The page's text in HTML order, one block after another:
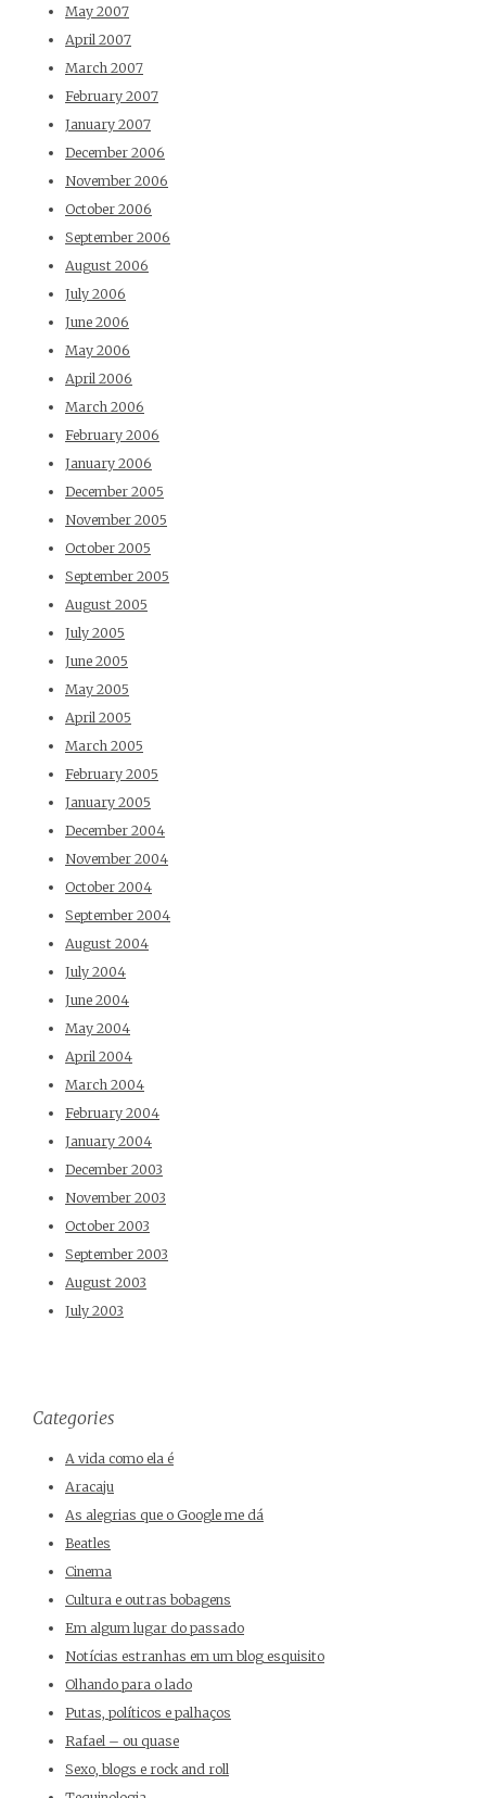
May 2007
April 2007
March 2007
February 2007
January 2007
December 2006
November 2006
October 2006
September 2006
August 2006
July 2006
June 2006
May 2006
April 2006
March 2006
February 2006
January 2006
December 2005
November 2005
October 2005
September 2005
August 2005
July 2005
June 2005
May 2005
April 2005
March 2005
February 2005
January 2005
December 2004
November 2004
October 2004
September 2004
August 2004
July 2004
June 2004
May 2004
April 2004
March 2004
February 2004
January 2004
December 2003
November 2003
October 2003
September 2003
August 2003
July 2003
Categories
A vida como ela é
Aracaju
As alegrias que o Google me dá
Beatles
Cinema
Cultura e outras bobagens
Em algum lugar do passado
Notícias estranhas em um blog esquisito
Olhando para o lado
Putas, políticos e palhaços
Rafael – ou quase
Sexo, blogs e rock and roll